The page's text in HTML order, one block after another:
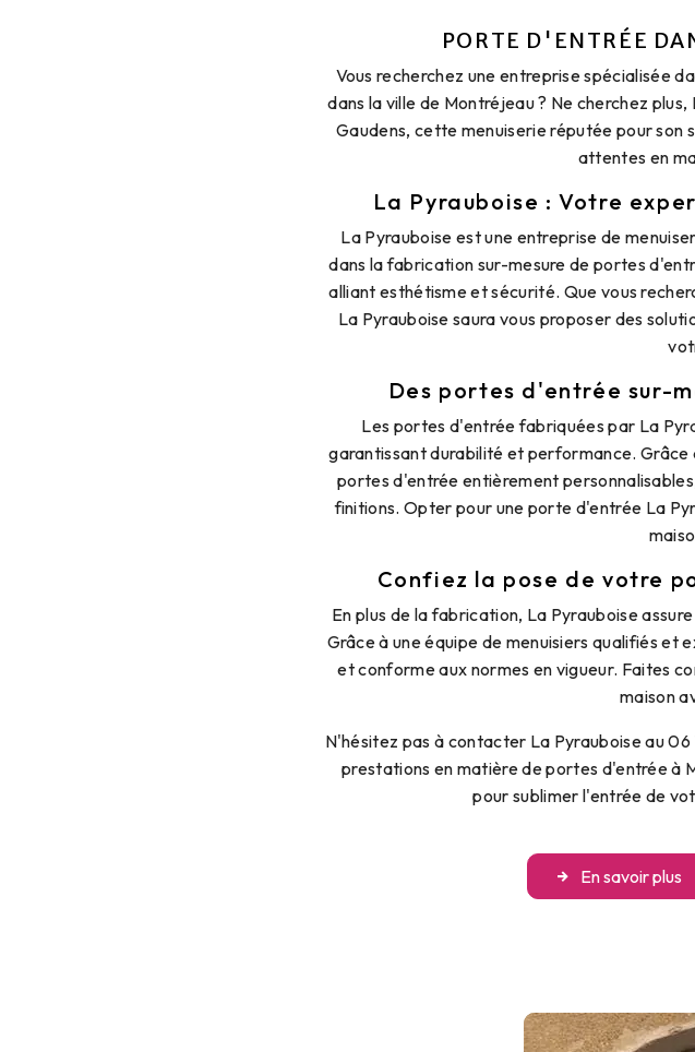
PORTE D'ENTRÉE
Vous recherchez une entreprise spécialisée
dans la ville de Montréjeau ? Ne cherchez
Gaudens, cette menuiserie réputée pour
attentes en
La Pyrauboise : Votre
La Pyrauboise est une entreprise de
dans la fabrication sur-mesure de portes
alliant esthétisme et sécurité. Que vous
La Pyrauboise saura vous proposer des
Des portes d'entrée sur-
Les portes d'entrée fabriquées par La
garantissant durabilité et performance.
portes d'entrée entièrement
finitions. Opter pour une porte d'entrée La
Confiez la pose de votre
En plus de la fabrication, La Pyrauboise
Grâce à une équipe de menuisiers qualifiés
et conforme aux normes en vigueur. Faites
maison
N'hésitez pas à contacter La Pyrauboise au
prestations en matière de portes d'entrée à
pour sublimer l'entrée de
En savoir plus